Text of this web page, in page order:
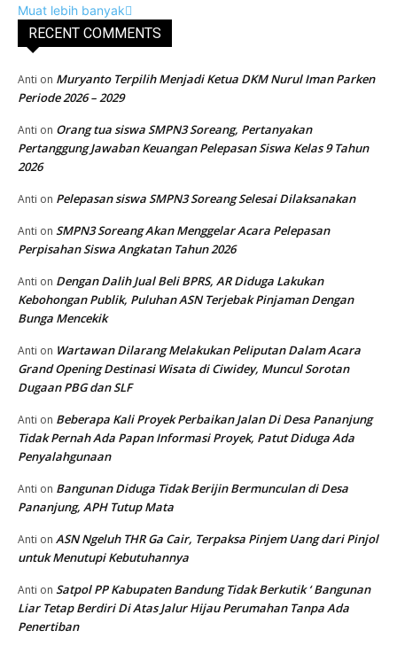
Muat lebih banyak
RECENT COMMENTS
Anti on Muryanto Terpilih Menjadi Ketua DKM Nurul Iman Parken
Periode 2026 – 2029
Anti on Orang tua siswa SMPN3 Soreang, Pertanyakan
Pertanggung Jawaban Keuangan Pelepasan Siswa Kelas 9 Tahun
2026
Anti on Pelepasan siswa SMPN3 Soreang Selesai Dilaksanakan
Anti on SMPN3 Soreang Akan Menggelar Acara Pelepasan
Perpisahan Siswa Angkatan Tahun 2026
Anti on Dengan Dalih Jual Beli BPRS, AR Diduga Lakukan
Kebohongan Publik, Puluhan ASN Terjebak Pinjaman Dengan
Bunga Mencekik
Anti on Wartawan Dilarang Melakukan Peliputan Dalam Acara
Grand Opening Destinasi Wisata di Ciwidey, Muncul Sorotan
Dugaan PBG dan SLF
Anti on Beberapa Kali Proyek Perbaikan Jalan Di Desa Pananjung
Tidak Pernah Ada Papan Informasi Proyek, Patut Diduga Ada
Penyalahgunaan
Anti on Bangunan Diduga Tidak Berijin Bermunculan di Desa
Pananjung, APH Tutup Mata
Anti on ASN Ngeluh THR Ga Cair, Terpaksa Pinjem Uang dari Pinjol
untuk Menutupi Kebutuhannya
Anti on Satpol PP Kabupaten Bandung Tidak Berkutik ‘ Bangunan
Liar Tetap Berdiri Di Atas Jalur Hijau Perumahan Tanpa Ada
Penertiban